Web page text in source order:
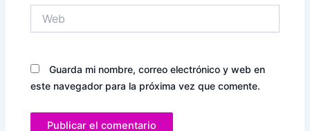
Guarda mi nombre, correo electrónico y web en
este navegador para la próxima vez que comente.